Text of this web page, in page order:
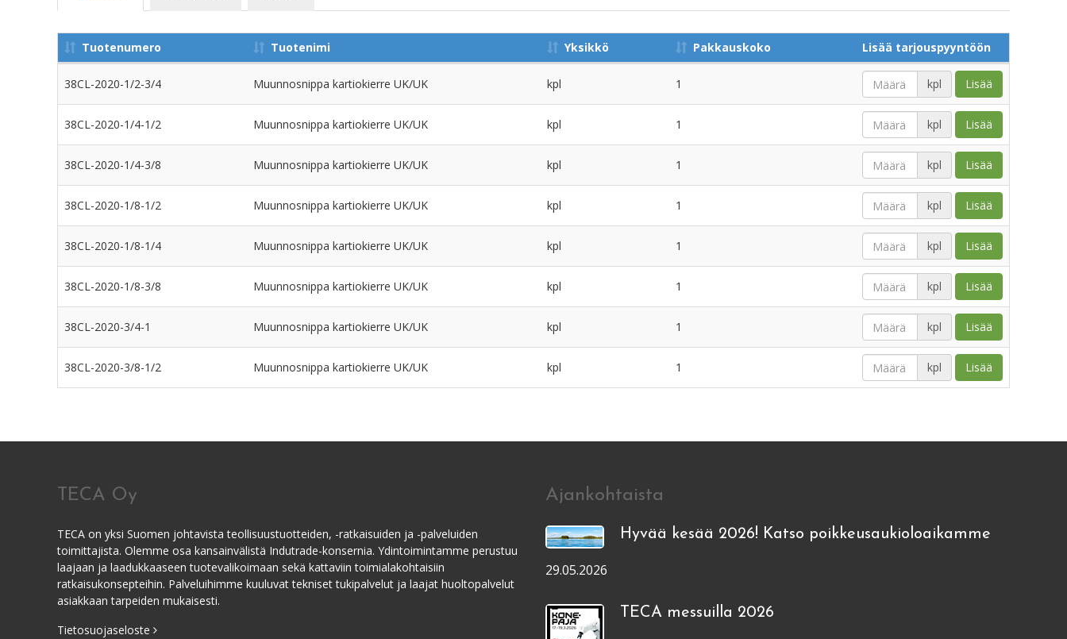
Tuotenumero Tuotenimi Yksikkö Pakkauskoko Lisää tarjouspyyntöön
38CL-2020-1/2-3/4 Muunnosnippa kartiokierre UK/UK kpl 1 kpl Lisää
38CL-2020-1/4-1/2 Muunnosnippa kartiokierre UK/UK kpl 1 kpl Lisää
38CL-2020-1/4-3/8 Muunnosnippa kartiokierre UK/UK kpl 1 kpl Lisää
38CL-2020-1/8-1/2 Muunnosnippa kartiokierre UK/UK kpl 1 kpl Lisää
38CL-2020-1/8-1/4 Muunnosnippa kartiokierre UK/UK kpl 1 kpl Lisää
38CL-2020-1/8-3/8 Muunnosnippa kartiokierre UK/UK kpl 1 kpl Lisää
38CL-2020-3/4-1 Muunnosnippa kartiokierre UK/UK kpl 1 kpl Lisää
38CL-2020-3/8-1/2 Muunnosnippa kartiokierre UK/UK kpl 1 kpl Lisää
TECA Oy
TECA on yksi Suomen johtavista teollisuustuotteiden, -ratkaisuiden ja -palveluiden
toimittajista. Olemme osa kansainvälistä Indutrade-konsernia. Ydintoimintamme perustuu
laajaan ja laadukkaaseen tuotevalikoimaan sekä kattaviin toimialakohtaisiin
ratkaisukonsepteihin. Palveluihimme kuuluvat tekniset tukipalvelut ja laajat huoltopalvelut
asiakkaan tarpeiden mukaisesti.
Tietosuojaseloste
Ajankohtaista
Hyvää kesää 2026! Katso poikkeusaukioloaikamme
29.05.2026
TECA messuilla 2026